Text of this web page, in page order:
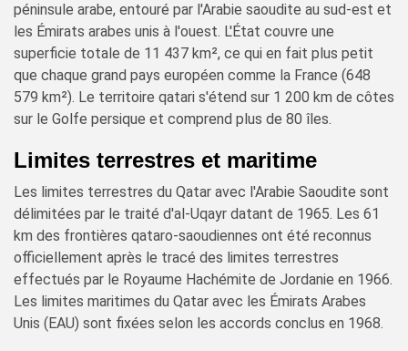
péninsule arabe, entouré par l'Arabie saoudite au sud-est et
les Émirats arabes unis à l'ouest. L'État couvre une
superficie totale de 11 437 km², ce qui en fait plus petit
que chaque grand pays européen comme la France (648
579 km²). Le territoire qatari s'étend sur 1 200 km de côtes
sur le Golfe persique et comprend plus de 80 îles.
Limites terrestres et maritime
Les limites terrestres du Qatar avec l'Arabie Saoudite sont
délimitées par le traité d'al-Uqayr datant de 1965. Les 61
km des frontières qataro-saoudiennes ont été reconnus
officiellement après le tracé des limites terrestres
effectués par le Royaume Hachémite de Jordanie en 1966.
Les limites maritimes du Qatar avec les Émirats Arabes
Unis (EAU) sont fixées selon les accords conclus en 1968.